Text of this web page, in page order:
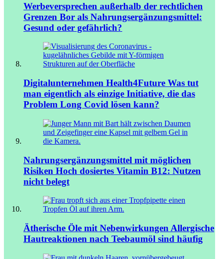
Werbeversprechen außerhalb der rechtlichen
Grenzen Bor als Nahrungsergänzungsmittel:
Gesund oder gefährlich?
Digitalunternehmen Health4Future Was tut
man eigentlich als einzige Initiative, die das
Problem Long Covid lösen kann?
Nahrungsergänzungsmittel mit möglichen
Risiken Hoch dosiertes Vitamin B12: Nutzen
nicht belegt
Ätherische Öle mit Nebenwirkungen Allergische
Hautreaktionen nach Teebaumöl sind häufig